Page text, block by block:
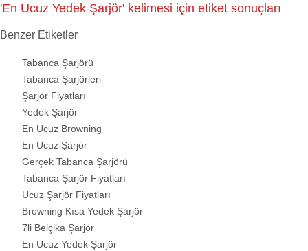
'En Ucuz Yedek Şarjör' kelimesi için etiket sonuçları
Benzer Etiketler
Tabanca Şarjörü
Tabanca Şarjörleri
Şarjör Fiyatları
Yedek Şarjör
En Ucuz Browning
En Ucuz Şarjör
Gerçek Tabanca Şarjörü
Tabanca Şarjör Fiyatları
Ucuz Şarjör Fiyatları
Browning Kısa Yedek Şarjör
7li Belçika Şarjör
En Ucuz Yedek Şarjör